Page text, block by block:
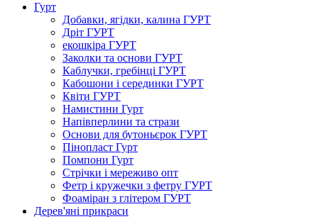
Гурт
Добавки, ягідки, калина ГУРТ
Дріт ГУРТ
екошкіра ГУРТ
Заколки та основи ГУРТ
Каблучки, гребінці ГУРТ
Кабошони і серединки ГУРТ
Квіти ГУРТ
Намистини Гурт
Напівперлини та стрази
Основи для бутоньєрок ГУРТ
Пінопласт Гурт
Помпони Гурт
Стрічки і мереживо опт
Фетр і кружечки з фетру ГУРТ
Фоаміран з глітером ГУРТ
Дерев'яні прикраси